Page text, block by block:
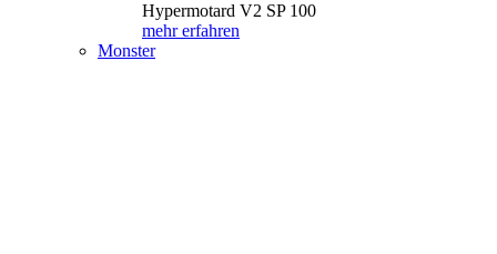
Hypermotard V2 SP 100
mehr erfahren
Monster